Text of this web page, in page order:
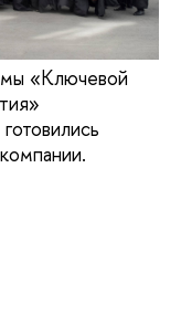
«Ключевой